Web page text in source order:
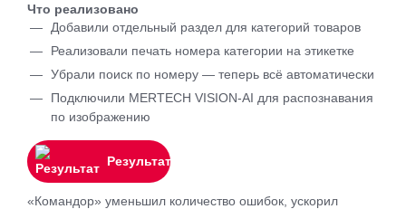
Что реализовано
Добавили отдельный раздел для категорий товаров
Реализовали печать номера категории на этикетке
Убрали поиск по номеру — теперь всё автоматически
Подключили MERTECH VISION-AI для распознавания
по изображению
Результат
«Командор» уменьшил количество ошибок, ускорил